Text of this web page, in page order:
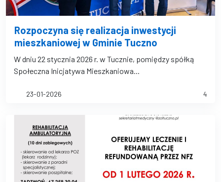
Rozpoczyna się realizacja inwestycji
mieszkaniowej w Gminie Tuczno
W dniu 22 stycznia 2026 r. w Tucznie, pomiędzy spółką
Społeczna Inicjatywa Mieszkaniowa...
23-01-2026 4